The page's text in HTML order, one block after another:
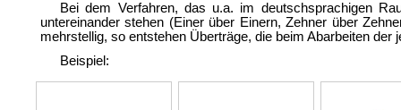
Bei dem Verfahren, das u.a. im deutschsprachigen
untereinander stehen (Einer über Einern, Zehner über
mehrstellig, so entstehen Überträge, die beim Abarbeiten
Beispiel: